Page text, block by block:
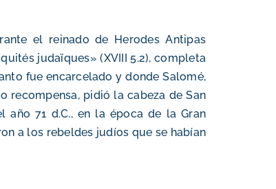
el reinado de Herodes Antipas
judaïques» (XVIII 5.2), completa
fue encarcelado y donde Salomé,
recompensa, pidió la cabeza de San
año 71 d.C., en la época de la Gran
a los rebeldes judíos que se habían